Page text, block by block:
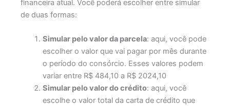
financeira atual. Você poderá escolher entre simular
de duas formas:
Simular pelo valor da parcela: aqui, você pode
escolher o valor que vai pagar por mês durante
o período do consórcio. Esses valores podem
variar entre R$ 484,10 a R$ 2024,10
Simular pelo valor do crédito: aqui, você
escolhe o valor total da carta de crédito que